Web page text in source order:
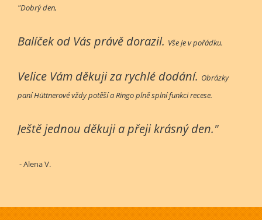
"Dobrý den,
Balíček od Vás právě dorazil. Vše je v pořádku.
Velice Vám děkuji za rychlé dodání. Obrázky
paní Hüttnerové vždy potěší a Ringo plně splní funkci recese.
Ještě jednou děkuji a přeji krásný den."
- Alena V.